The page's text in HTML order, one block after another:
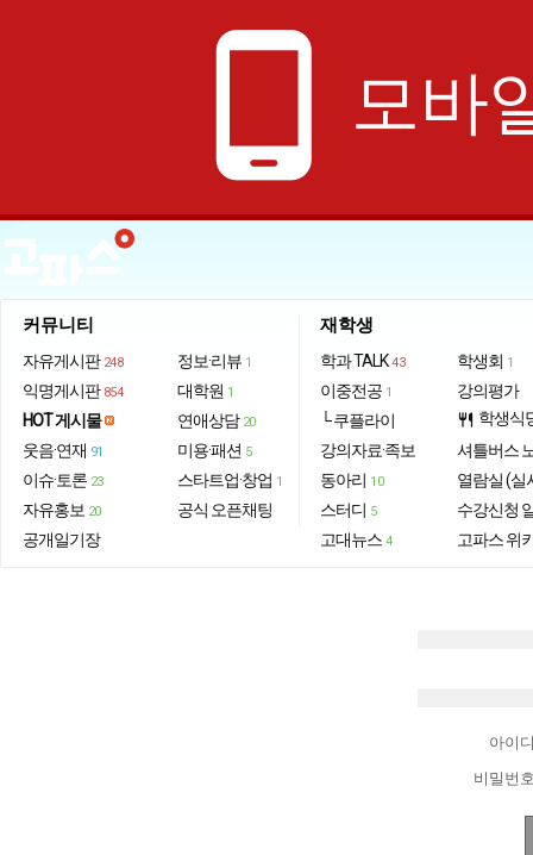
phone_android 모바
커뮤니티
자유게시판 248
익명게시판 854
HOT 게시물
웃음·연재 91
이슈·토론 23
자유홍보 20
공개일기장
정보·리뷰 1
대학원 1
연애상담 20
미용·패션 5
스타트업·창업 1
공식 오픈채팅
재학생
학과 TALK 43
이중전공 1
└ 쿠플라이
강의자료·족보
동아리 10
스터디 5
고대뉴스 4
학생회 1
강의평가
restaurant 학생식
셔틀버스
열람실 (실
수강신청
고파스 위
아이
비밀번